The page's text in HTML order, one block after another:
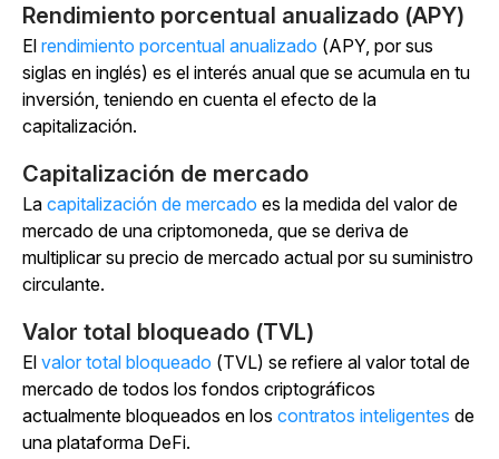
Rendimiento porcentual anualizado (APY)
El rendimiento porcentual anualizado (APY, por sus
siglas en inglés) es el interés anual que se acumula en tu
inversión, teniendo en cuenta el efecto de la
capitalización.
Capitalización de mercado
La capitalización de mercado es la medida del valor de
mercado de una criptomoneda, que se deriva de
multiplicar su precio de mercado actual por su suministro
circulante.
Valor total bloqueado (TVL)
El valor total bloqueado (TVL) se refiere al valor total de
mercado de todos los fondos criptográficos
actualmente bloqueados en los contratos inteligentes de
una plataforma DeFi.